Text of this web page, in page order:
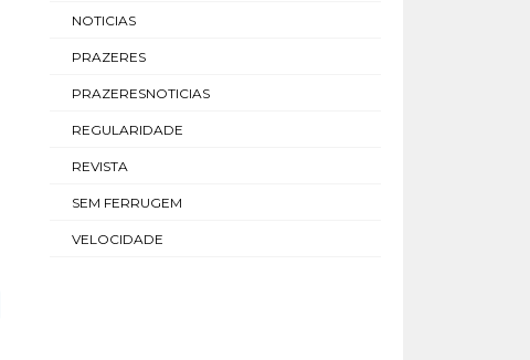
NOTICIAS
PRAZERES
PRAZERESNOTICIAS
REGULARIDADE
REVISTA
SEM FERRUGEM
VELOCIDADE